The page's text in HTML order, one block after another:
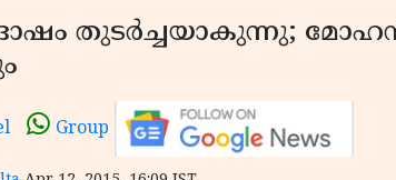
തുടര്‍ച്ചയാകുന്നു;
Group